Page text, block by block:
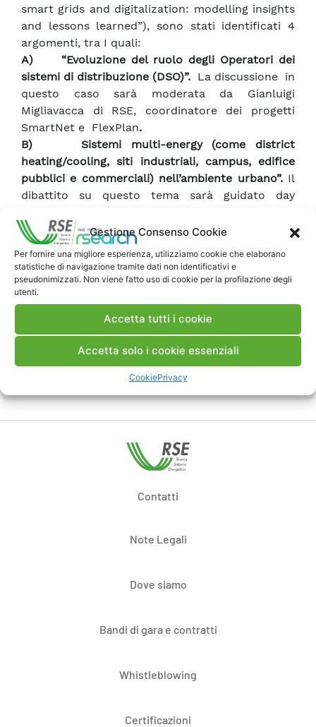
Gestione Consenso Cookie
Per fornire una migliore esperienza, utilizziamo cookie che elaborano
statistiche di navigazione tramite dati non identificativi e
pseudonimizzati. Non viene fatto uso di cookie per la profilazione degli
utenti.
Accetta tutti i cookie
Accetta solo i cookie essenziali
CookiePrivacy
smart grids and digitalization: modelling insights
and lessons learned”), sono stati identificati 4
argomenti, tra I quali:
A) “Evoluzione del ruolo degli Operatori dei
sistemi di distribuzione (DSO)”. La discussione in
questo caso sarà moderata da Gianluigi
Migliavacca di RSE, coordinatore dei progetti
SmartNet e FlexPlan.
B) Sistemi multi-energy (come district
heating/cooling, siti industriali, campus, edifice
pubblici e commerciali) nell’ambiente urbano”. Il
dibattito su questo tema sarà guidato day
l’esperienza acquisita con la partecipazione al
progetto MAGNITUDE
La session FG4 si terrà il 7 Ottobre 2020 dalle ore
13.30 alle -15.00 (CET).
La registrazione è libera all’indirizzo web
European Green Deal
Contatti
Note Legali
Dove siamo
Bandi di gara e contratti
Whistleblowing
Certificazioni